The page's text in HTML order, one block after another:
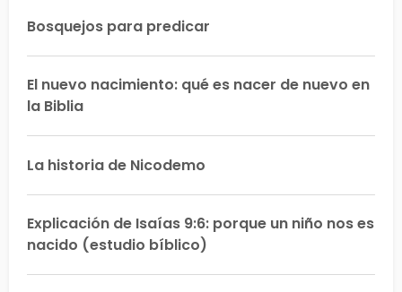
Bosquejos para predicar
El nuevo nacimiento: qué es nacer de nuevo en
la Biblia
La historia de Nicodemo
Explicación de Isaías 9:6: porque un niño nos es
nacido (estudio bíblico)